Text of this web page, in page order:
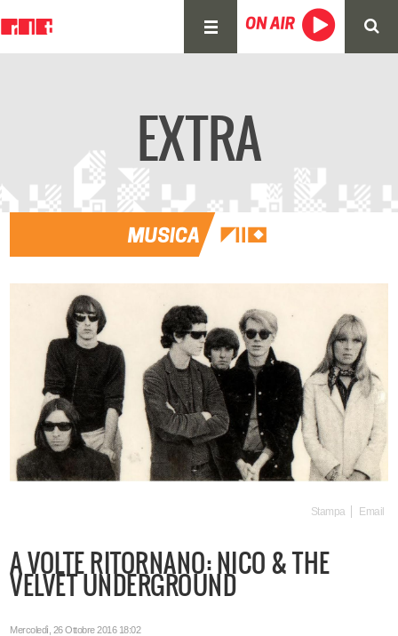
EXTRA
Stampa Email
A VOLTE RITORNANO: NICO & THE
VELVET UNDERGROUND
Mercoledì, 26 Ottobre 2016 18:02